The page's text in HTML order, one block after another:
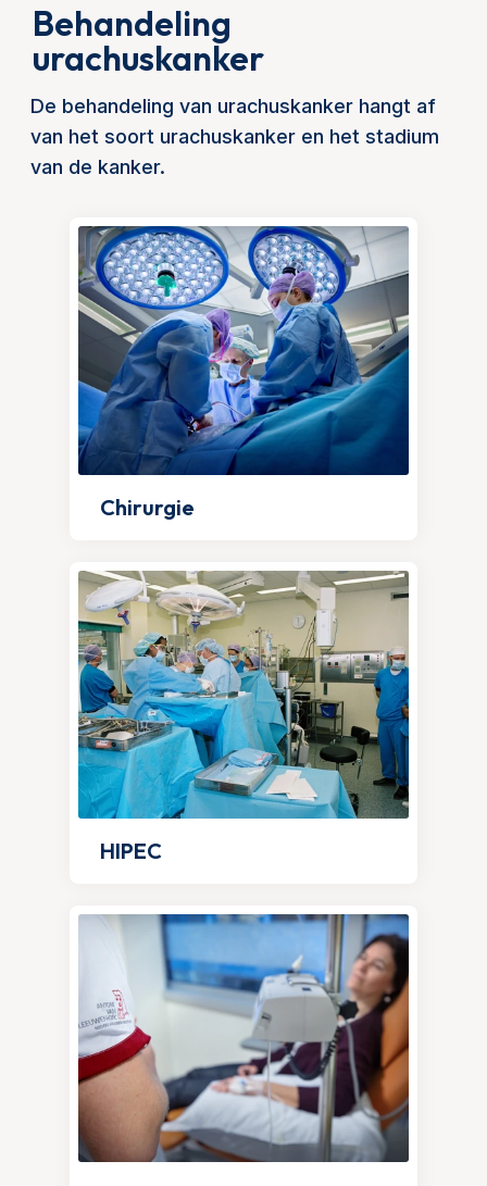
Behandeling
urachuskanker
De behandeling van urachuskanker hangt af
van het soort urachuskanker en het stadium
van de kanker.
Chirurgie
HIPEC